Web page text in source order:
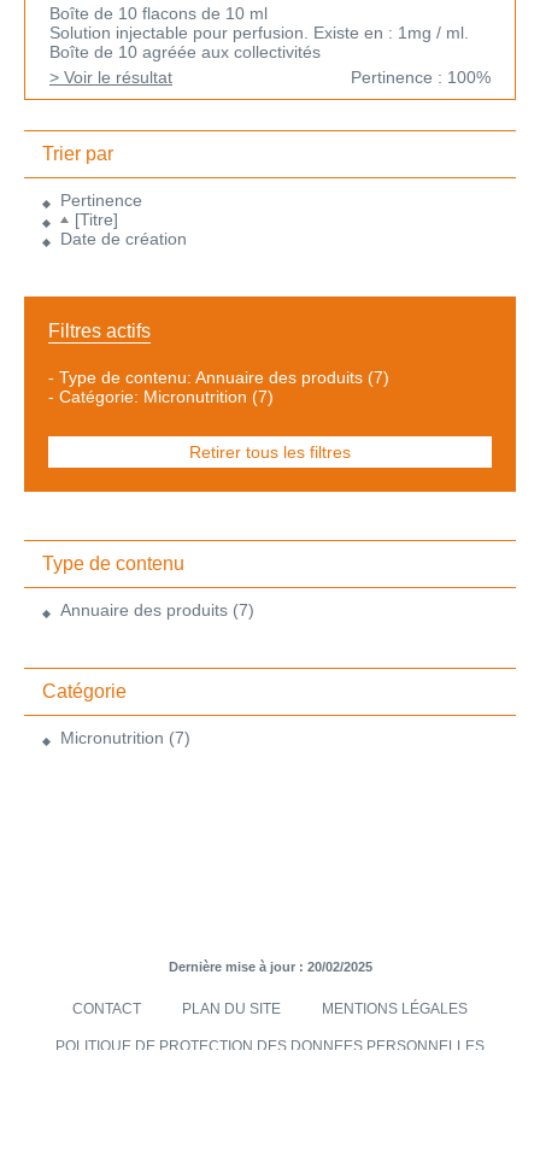
Boîte de 10 flacons de 10 ml
Solution injectable pour perfusion. Existe en : 1mg / ml.
Boîte de 10 agréée aux collectivités
> Voir le résultat
Pertinence : 100%
Trier par
Pertinence
[Titre]
Date de création
Filtres actifs
- Type de contenu: Annuaire des produits (7)
- Catégorie: Micronutrition (7)
Retirer tous les filtres
Type de contenu
Annuaire des produits (7)
Catégorie
Micronutrition (7)
Dernière mise à jour : 20/02/2025
CONTACT PLAN DU SITE MENTIONS LÉGALES
POLITIQUE DE PROTECTION DES DONNEES PERSONNELLES